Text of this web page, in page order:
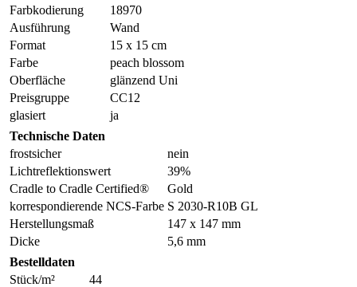
Farbkodierung
18970
Ausführung
Wand
Format
15 x 15 cm
Farbe
peach blossom
Oberfläche
glänzend Uni
Preisgruppe
CC12
glasiert
ja
Technische Daten
frostsicher
nein
Lichtreflektionswert
39%
Cradle to Cradle Certified®
Gold
korrespondierende NCS-Farbe S 2030-R10B GL
Herstellungsmaß
147 x 147 mm
Dicke
5,6 mm
Bestelldaten
Stück/m²
44